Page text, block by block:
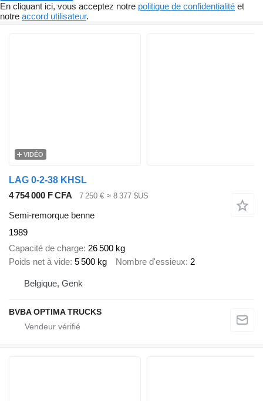
En cliquant ici, vous acceptez notre politique de confidentialité et
notre accord utilisateur.
VIDÉO
LAG 0-2-38 KHSL
4 754 000 F CFA
7 250 € ≈ 8 377 $US
Semi-remorque benne
1989
Capacité de charge 26 500 kg
Poids net à vide 5 500 kg Nombre d'essieux 2
Belgique, Genk
BVBA OPTIMA TRUCKS